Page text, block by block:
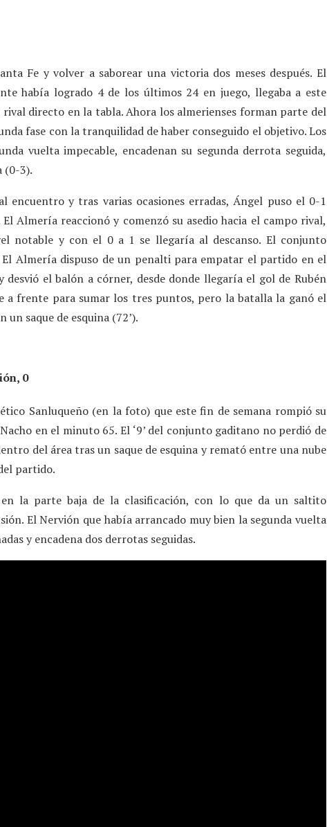
Fe y volver a saborear una victoria dos meses después. El
había logrado 4 de los últimos 24 en juego, llegaba a este
directo en la tabla. Ahora los almerienses forman parte del
fase con la tranquilidad de haber conseguido el objetivo. Los
vuelta impecable, encadenan su segunda derrota seguida,
(0-3).
encuentro y tras varias ocasiones erradas, Ángel puso el 0-1
Almería reaccionó y comenzó su asedio hacia el campo rival,
notable y con el 0 a 1 se llegaría al descanso. El conjunto
Almería dispuso de un penalti para empatar el partido en el
el balón a córner, desde donde llegaría el gol de Rubén
a frente para sumar los tres puntos, pero la batalla la ganó el
saque de esquina (72’).
0
Sanluqueño (en la foto) que este fin de semana rompió su
en el minuto 65. El ‘9’ del conjunto gaditano no perdió de
del área tras un saque de esquina y remató entre una nube
partido.
la parte baja de la clasificación, con lo que da un saltito
El Nervión que había arrancado muy bien la segunda vuelta
y encadena dos derrotas seguidas.